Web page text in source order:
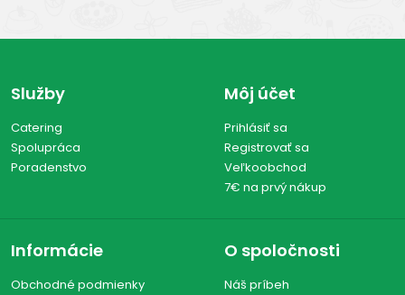
Služby
Catering
Spolupráca
Poradenstvo
Môj účet
Prihlásiť sa
Registrovať sa
Veľkoobchod
7€ na prvý nákup
Informácie
Obchodné podmienky
O spoločnosti
Náš príbeh